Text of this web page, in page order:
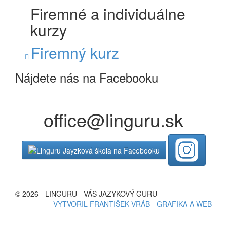
Firemné a individuálne
kurzy
Firemný kurz
Nájdete nás na Facebooku
office@linguru.sk
© 2026 - LINGURU - VÁŠ JAZYKOVÝ GURU
VYTVORIL FRANTIŠEK VRÁB - GRAFIKA A WEB